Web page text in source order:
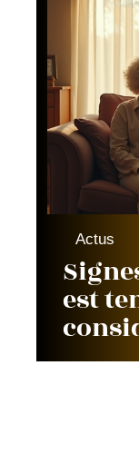
Actus
est